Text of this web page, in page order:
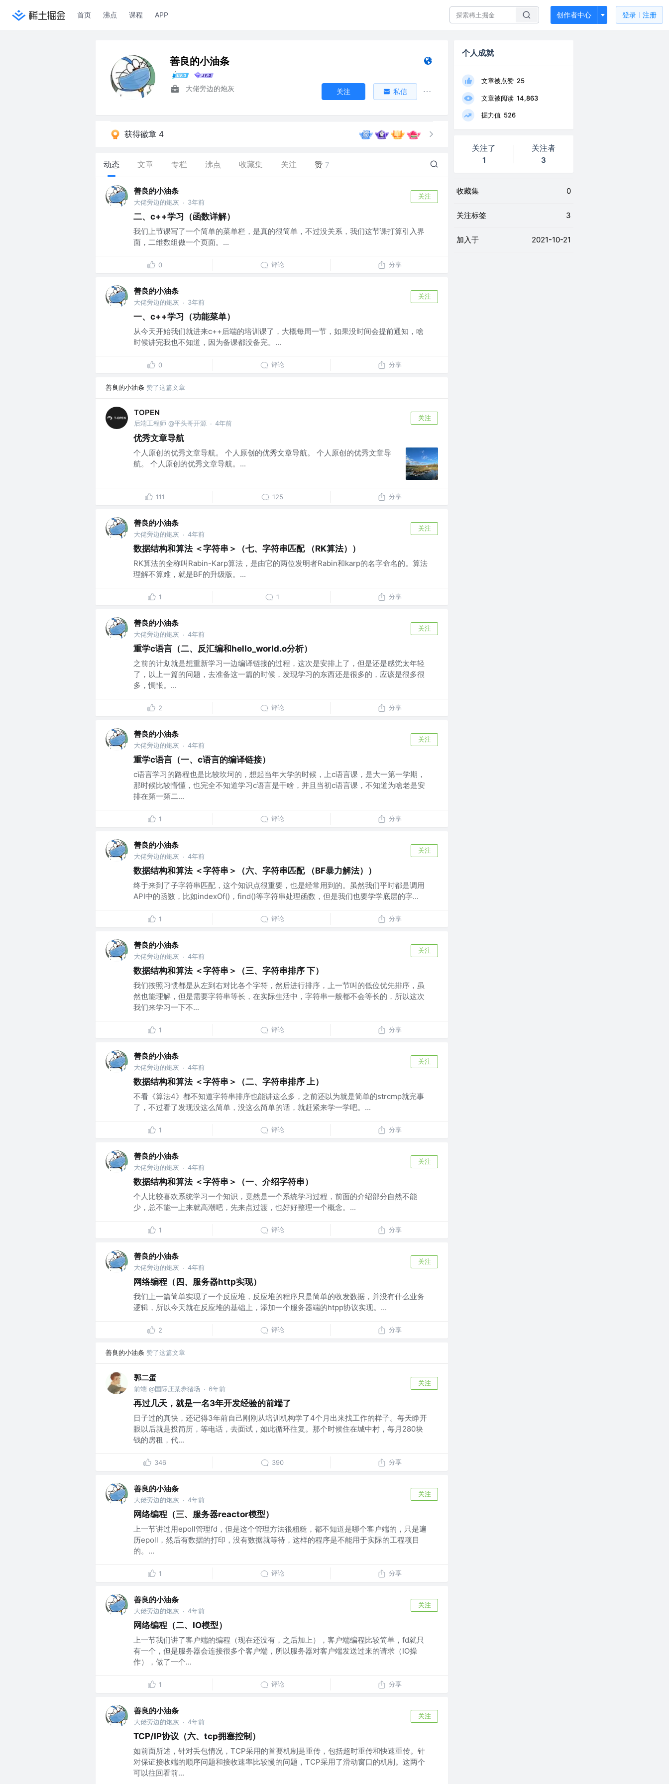
首页 沸点 课程 APP 创作者中心 登录 注册
善良的小油条
大佬旁边的炮灰 关注 私信
获得徽章 4
动态 文章 专栏 沸点 收藏集 关注 赞 7
善良的小油条
大佬旁边的炮灰 · 3年前
关注
二、c++学习（函数详解）
我们上节课写了一个简单的菜单栏，是真的很简单，不过没关系，我们这节课打算引入界
面，二维数组做一个页面。...
0 评论 分享
善良的小油条
大佬旁边的炮灰 · 3年前
关注
一、c++学习（功能菜单）
从今天开始我们就进来c++后端的培训课了，大概每周一节，如果没时间会提前通知，啥
时候讲完我也不知道，因为备课都没备完。...
0 评论 分享
善良的小油条 赞了这篇文章
TOPEN
后端工程师 @平头哥开源 · 4年前
关注
优秀文章导航
个人原创的优秀文章导航。 个人原创的优秀文章导航。 个人原创的优秀文章导
航。 个人原创的优秀文章导航。...
111 125 分享
善良的小油条
大佬旁边的炮灰 · 4年前
关注
数据结构和算法 ＜字符串＞（七、字符串匹配 （RK算法））
RK算法的全称叫Rabin-Karp算法，是由它的两位发明者Rabin和karp的名字命名的。算法
理解不算难，就是BF的升级版。...
1 1 分享
善良的小油条
大佬旁边的炮灰 · 4年前
关注
重学c语言（二、反汇编和hello_world.o分析）
之前的计划就是想重新学习一边编译链接的过程，这次是安排上了，但是还是感觉太年轻
了，以上一篇的问题，去准备这一篇的时候，发现学习的东西还是很多的，应该是很多很
多，惆怅。...
2 评论 分享
善良的小油条
大佬旁边的炮灰 · 4年前
关注
重学c语言（一、c语言的编译链接）
c语言学习的路程也是比较坎坷的，想起当年大学的时候，上c语言课，是大一第一学期，
那时候比较懵懂，也完全不知道学习c语言是干啥，并且当初c语言课，不知道为啥老是安
排在第一第二...
1 评论 分享
善良的小油条
大佬旁边的炮灰 · 4年前
关注
数据结构和算法 ＜字符串＞（六、字符串匹配 （BF暴力解法））
终于来到了子字符串匹配，这个知识点很重要，也是经常用到的。虽然我们平时都是调用
API中的函数，比如indexOf()，find()等字符串处理函数，但是我们也要学学底层的字...
1 评论 分享
善良的小油条
大佬旁边的炮灰 · 4年前
关注
数据结构和算法 ＜字符串＞（三、字符串排序 下）
我们按照习惯都是从左到右对比各个字符，然后进行排序，上一节叫的低位优先排序，虽
然也能理解，但是需要字符串等长，在实际生活中，字符串一般都不会等长的，所以这次
我们来学习一下不...
1 评论 分享
善良的小油条
大佬旁边的炮灰 · 4年前
关注
数据结构和算法 ＜字符串＞（二、字符串排序 上）
不看《算法4》都不知道字符串排序也能讲这么多，之前还以为就是简单的strcmp就完事
了，不过看了发现没这么简单，没这么简单的话，就赶紧来学一学吧。...
1 评论 分享
善良的小油条
大佬旁边的炮灰 · 4年前
关注
数据结构和算法 ＜字符串＞（一、介绍字符串）
个人比较喜欢系统学习一个知识，竟然是一个系统学习过程，前面的介绍部分自然不能
少，总不能一上来就高潮吧，先来点过渡，也好好整理一个概念。...
1 评论 分享
善良的小油条
大佬旁边的炮灰 · 4年前
关注
网络编程（四、服务器http实现）
我们上一篇简单实现了一个反应堆，反应堆的程序只是简单的收发数据，并没有什么业务
逻辑，所以今天就在反应堆的基础上，添加一个服务器端的htpp协议实现。...
2 评论 分享
善良的小油条 赞了这篇文章
郭二蛋
前端 @国际庄某养猪场 · 6年前
关注
再过几天，就是一名3年开发经验的前端了
日子过的真快，还记得3年前自己刚刚从培训机构学了4个月出来找工作的样子。每天睁开
眼以后就是投简历，等电话，去面试，如此循环往复。那个时候住在城中村，每月280块
钱的房租，代...
346 390 分享
善良的小油条
大佬旁边的炮灰 · 4年前
关注
网络编程（三、服务器reactor模型）
上一节讲过用epoll管理fd，但是这个管理方法很粗糙，都不知道是哪个客户端的，只是遍
历epoll，然后有数据的打印，没有数据就等待，这样的程序是不能用于实际的工程项目
的。...
1 评论 分享
善良的小油条
大佬旁边的炮灰 · 4年前
关注
网络编程（二、IO模型）
上一节我们讲了客户端的编程（现在还没有，之后加上），客户端编程比较简单，fd就只
有一个，但是服务器会连接很多个客户端，所以服务器对客户端发送过来的请求（IO操
作），做了一个...
1 评论 分享
善良的小油条
大佬旁边的炮灰 · 4年前
关注
TCP/IP协议（六、tcp拥塞控制）
如前面所述，针对丢包情况，TCP采用的首要机制是重传，包括超时重传和快速重传。针
对保证接收端的顺序问题和接收速率比较慢的问题，TCP采用了滑动窗口的机制。这两个
可以往回看前...
个人成就
文章被点赞 25
文章被阅读 14,863
掘力值 526
关注了
1
关注者
3
收藏集 0
关注标签 3
加入于 2021-10-21